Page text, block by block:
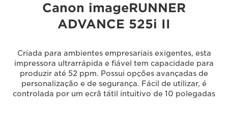
Canon imageRUNNER
ADVANCE 525i II
Criada para ambientes empresariais exigentes, esta
impressora ultrarrápida e fiável tem capacidade para
produzir até 52 ppm. Possui opções avançadas de
personalização e de segurança. Fácil de utilizar, é
controlada por um ecrã tátil intuitivo de 10 polegadas